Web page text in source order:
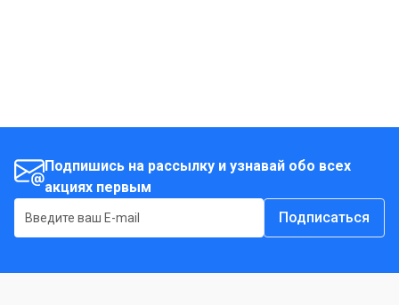
Подпишись на рассылку и узнавай обо всех
акциях первым
Подписаться